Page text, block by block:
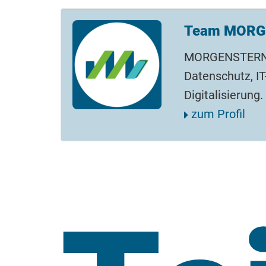
Team
Datenschutz,
Digitalisierung.
zum Profil